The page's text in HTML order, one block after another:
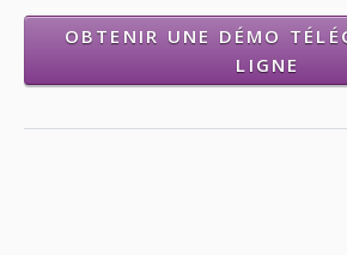
OBTENIR UNE DÉMO
LIGNE